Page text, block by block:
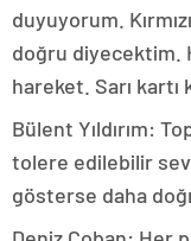
duyuyorum.
doğru diyecektim.
hareket. Sarı kartı
Bülent Yıldırım:
tolere edilebilir
gösterse daha